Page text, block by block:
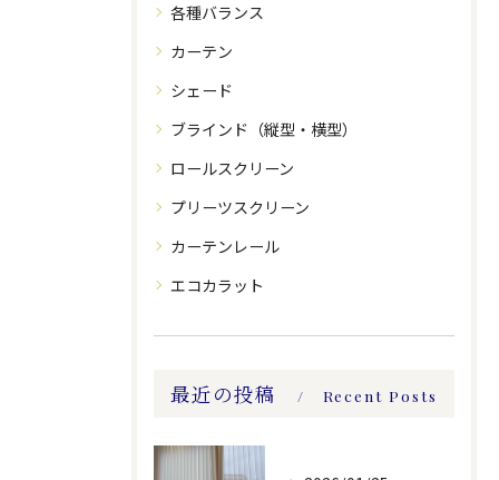
各種バランス
カーテン
シェード
ブラインド（縦型・横型）
ロールスクリーン
プリーツスクリーン
カーテンレール
エコカラット
最近の投稿 Recent Posts